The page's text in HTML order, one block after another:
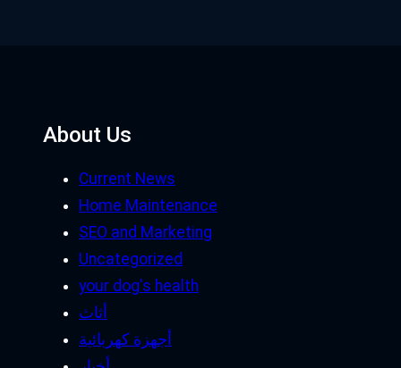
About Us
Current News
Home Maintenance
SEO and Marketing
Uncategorized
your dog's health
أثاث
أجهزة كهربائية